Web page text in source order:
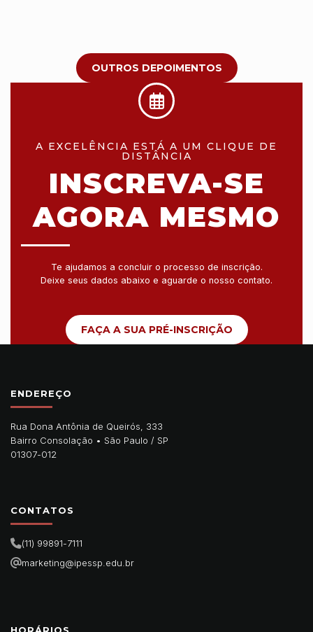
OUTROS DEPOIMENTOS
A EXCELÊNCIA ESTÁ A UM CLIQUE DE
DISTÂNCIA
INSCREVA-SE
AGORA MESMO
Te ajudamos a concluir o processo de inscrição.
Deixe seus dados abaixo e aguarde o nosso contato.
FAÇA A SUA PRÉ-INSCRIÇÃO
ENDEREÇO
Rua Dona Antônia de Queirós, 333
Bairro Consolação • São Paulo / SP
01307-012
CONTATOS
(11) 99891-7111
marketing@ipessp.edu.br